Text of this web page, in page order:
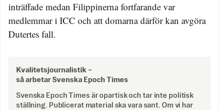
inträffade medan Filippinerna fortfarande var
medlemmar i ICC och att domarna därför kan avgöra
Dutertes fall.
Kvalitetsjournalistik –
så arbetar Svenska Epoch Times
Svenska Epoch Times är opartisk och tar inte politisk
ställning. Publicerat material ska vara sant. Om vi har